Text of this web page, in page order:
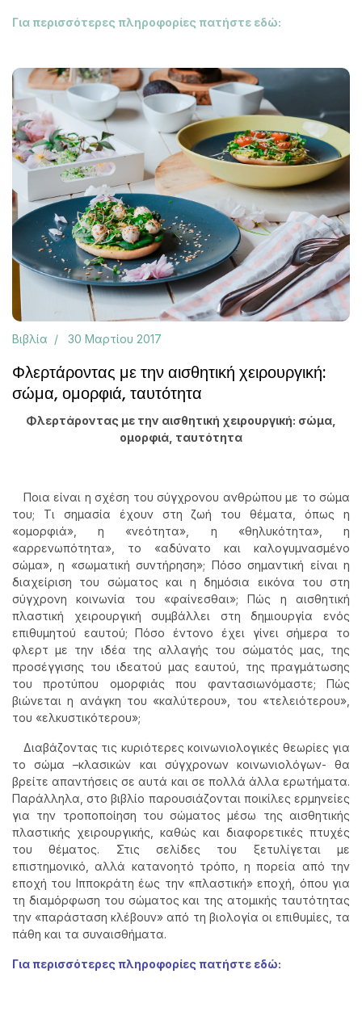
Για περισσότερες πληροφορίες πατήστε εδώ:
Φλερτάροντας με την αισθητική χειρουργική:
σώμα, ομορφιά, ταυτότητα
Βιβλία 30 Μαρτίου 2017
Φλερτάροντας με την αισθητική χειρουργική: σώμα,
ομορφιά, ταυτότητα
Ποια είναι η σχέση του σύγχρονου ανθρώπου με το σώμα
του; Τι σημασία έχουν στη ζωή του θέματα, όπως η
«ομορφιά», η «νεότητα», η «θηλυκότητα», η
«αρρενωπότητα», το «αδύνατο και καλογυμνασμένο
σώμα», η «σωματική συντήρηση»; Πόσο σημαντική είναι η
διαχείριση του σώματος και η δημόσια εικόνα του στη
σύγχρονη κοινωνία του «φαίνεσθαι»; Πώς η αισθητική
πλαστική χειρουργική συμβάλλει στη δημιουργία ενός
επιθυμητού εαυτού; Πόσο έντονο έχει γίνει σήμερα το
φλερτ με την ιδέα της αλλαγής του σώματός μας, της
προσέγγισης του ιδεατού μας εαυτού, της πραγμάτωσης
του προτύπου ομορφιάς που φαντασιωνόμαστε; Πώς
βιώνεται η ανάγκη του «καλύτερου», του «τελειότερου»,
του «ελκυστικότερου»;
Διαβάζοντας τις κυριότερες κοινωνιολογικές θεωρίες για
το σώμα –κλασικών και σύγχρονων κοινωνιολόγων- θα
βρείτε απαντήσεις σε αυτά και σε πολλά άλλα ερωτήματα.
Παράλληλα, στο βιβλίο παρουσιάζονται ποικίλες ερμηνείες
για την τροποποίηση του σώματος μέσω της αισθητικής
πλαστικής χειρουργικής, καθώς και διαφορετικές πτυχές
του θέματος. Στις σελίδες του ξετυλίγεται με
επιστημονικό, αλλά κατανοητό τρόπο, η πορεία από την
εποχή του Ιπποκράτη έως την «πλαστική» εποχή, όπου για
τη διαμόρφωση του σώματος και της ατομικής ταυτότητας
την «παράσταση κλέβουν» από τη βιολογία οι επιθυμίες, τα
πάθη και τα συναισθήματα.
Για περισσότερες πληροφορίες πατήστε εδώ: